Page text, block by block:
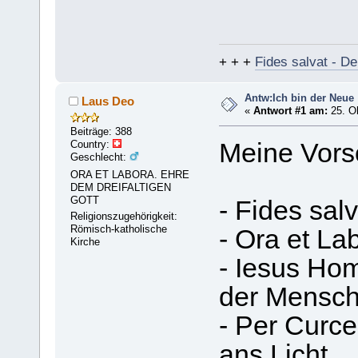
+ + + Fides salvat -
Laus Deo
Beiträge: 388
Country:
Geschlecht:
ORA ET LABORA. EHRE
DEM DREIFALTIGEN
GOTT
Religionszugehörigkeit:
Römisch-katholische
Kirche
Antw:Ich bin der Neue
«Antwort #1 am: 25.
Meine
- Fides
- Ora et
- Iesus
der
- Per